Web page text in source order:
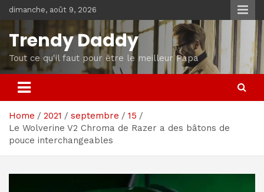
Skip
to
content
dimanche, août 9, 2026
Trendy Daddy
Tout ce qu'il faut pour être le meilleur Papa
Home 2021 septembre
15
Le Wolverine V2 Chroma de Razer a des bâtons de
pouce interchangeables